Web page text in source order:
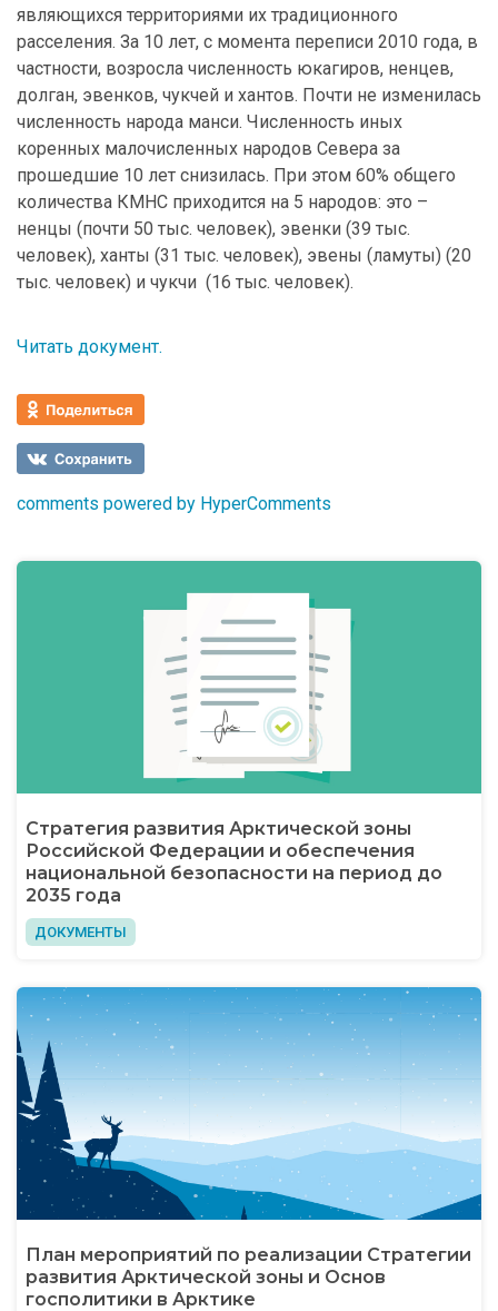
являющихся территориями их традиционного
расселения. За 10 лет, с момента переписи 2010 года, в
частности, возросла численность юкагиров, ненцев,
долган, эвенков, чукчей и хантов. Почти не изменилась
численность народа манси. Численность иных
коренных малочисленных народов Севера за
прошедшие 10 лет снизилась. При этом 60% общего
количества КМНС приходится на 5 народов: это –
ненцы (почти 50 тыс. человек), эвенки (39 тыс.
человек), ханты (31 тыс. человек), эвены (ламуты) (20
тыс. человек) и чукчи (16 тыс. человек).
Читать документ.
comments powered by HyperComments
Стратегия развития Арктической зоны
Российской Федерации и обеспечения
национальной безопасности на период до
2035 года
ДОКУМЕНТЫ
План мероприятий по реализации Стратегии
развития Арктической зоны и Основ
госполитики в Арктике